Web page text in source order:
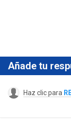
Añade tu
Haz clic para